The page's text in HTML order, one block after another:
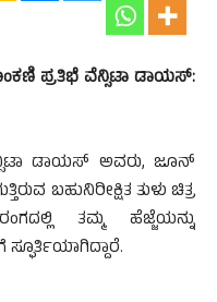
ಪ್ರತಿಭೆ ವೆನ್ಸಿಟಾ ಡಾಯಸ್:
ಡಾಯಸ್ ಅವರು, ಜೂನ್
ಬಹುನಿರೀಕ್ಷಿತ ತುಳು ಚಿತ್ರ
ತಮ್ಮ ಹೆಜ್ಜೆಯನ್ನು
ಸ್ಫೂರ್ತಿಯಾಗಿದ್ದಾರೆ.